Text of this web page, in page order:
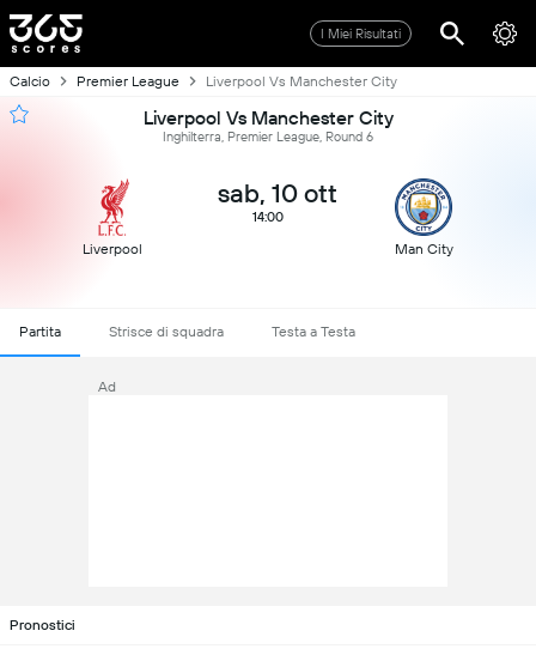
I Miei Risultati
Calcio Premier League Liverpool Vs Manchester City
Liverpool Vs Manchester City
Inghilterra, Premier League, Round 6
Liverpool
sab, 10 ott
14:00
Man City
Partita Strisce di squadra Testa a Testa
Ad
Pronostici